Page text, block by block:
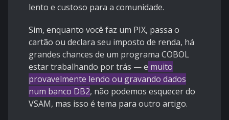
lento e custoso para a comunidade.
Sim, enquanto você faz um PIX, passa o
cartão ou declara seu imposto de renda, há
grandes chances de um programa COBOL
estar trabalhando por trás — e muito
provavelmente lendo ou gravando dados
num banco DB2, não podemos esquecer do
VSAM, mas isso é tema para outro artigo.